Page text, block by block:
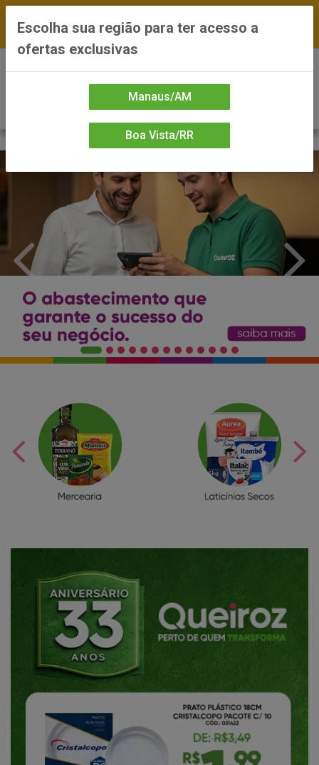
*Preços exclusivos do site — Entrega em até 24h
Escolha sua região para ter acesso a
ofertas exclusivas
Manaus/AM
Boa Vista/RR